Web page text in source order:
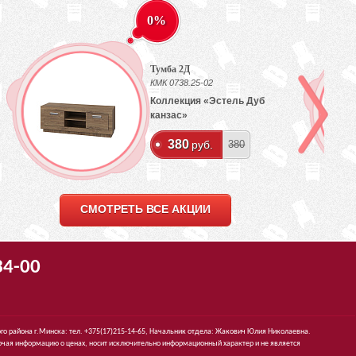
0%
Тумба 2Д
КМК 0738.25-02
Коллекция «Эстель Дуб
канзас»
380 руб. 380
СМОТРЕТЬ ВСЕ АКЦИИ
00
района г.Минска: тел. +375(17)215-14-65, Начальник отдела: Жакович Юлия Николаевна.
информацию о ценах, носит исключительно информационный характер и не является